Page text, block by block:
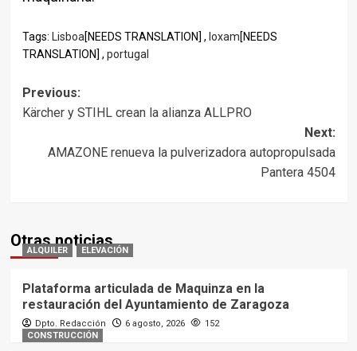
Tags: Lisboa[NEEDS TRANSLATION] , loxam[NEEDS
TRANSLATION] , portugal
Post
navigation
Previous:
Kärcher y STIHL crean la alianza ALLPRO
Next:
AMAZONE renueva la pulverizadora autopropulsada
Pantera 4504
Otras noticias
ALQUILER ELEVACIÓN
Plataforma articulada de Maquinza en la
restauración del Ayuntamiento de Zaragoza
Dpto. Redacción 6 agosto, 2026
152
CONSTRUCCIÓN